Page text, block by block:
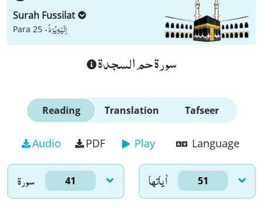
Surah Fussilat
Para 25 -اِلَیْهِ یُرَدُّ
سورة حم السجدة
Reading Translation Tafseer
Audio PDF Play Language
سورۃ 41 اٰياتها 51